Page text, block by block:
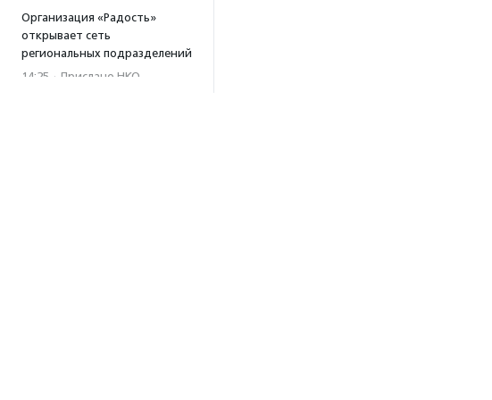
Организация «Радость»
открывает сеть
региональных подразделений
14:25 · Прислано НКО